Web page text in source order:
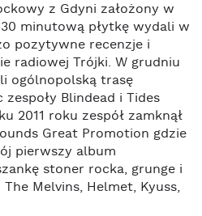
z Gdyni założony w
minutową płytkę wydali w
pozytywne recenzje i
radiowej Trójki. W grudniu
ogólnopolską trasę
Blindead i Tides
2011 roku zespół zamknął
Great Promotion gdzie
pierwszy album
stoner rocka, grunge i
Melvins, Helmet, Kyuss,